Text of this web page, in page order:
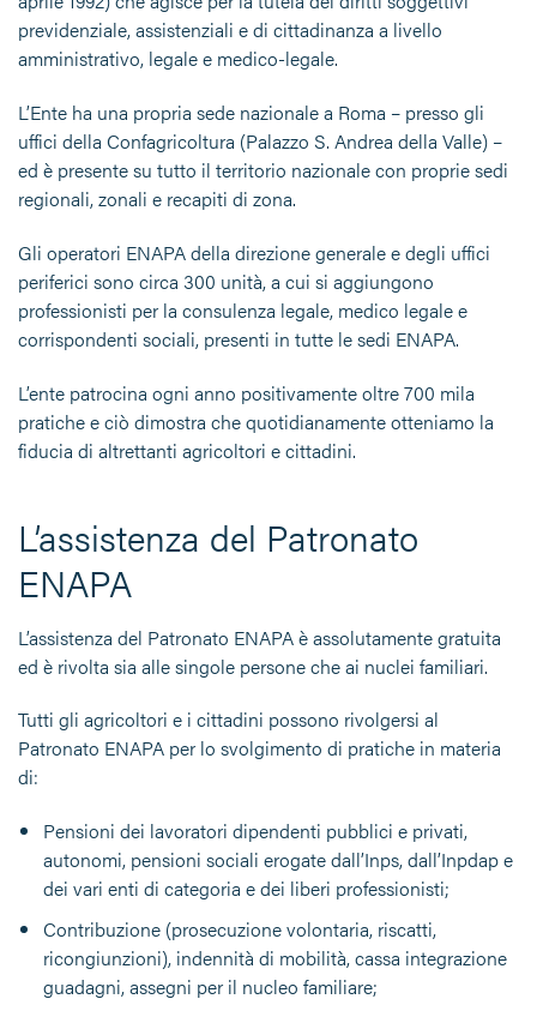
previdenziale, assistenziali e di cittadinanza a livello
amministrativo, legale e medico-legale.
L’Ente ha una propria sede nazionale a Roma – presso gli
uffici della Confagricoltura (Palazzo S. Andrea della Valle) –
ed è presente su tutto il territorio nazionale con proprie sedi
regionali, zonali e recapiti di zona.
Gli operatori ENAPA della direzione generale e degli uffici
periferici sono circa 300 unità, a cui si aggiungono
professionisti per la consulenza legale, medico legale e
corrispondenti sociali, presenti in tutte le sedi ENAPA.
L’ente patrocina ogni anno positivamente oltre 700 mila
pratiche e ciò dimostra che quotidianamente otteniamo la
fiducia di altrettanti agricoltori e cittadini.
L’assistenza del Patronato
ENAPA
L’assistenza del Patronato ENAPA è assolutamente gratuita
ed è rivolta sia alle singole persone che ai nuclei familiari.
Tutti gli agricoltori e i cittadini possono rivolgersi al
Patronato ENAPA per lo svolgimento di pratiche in materia
di:
Pensioni dei lavoratori dipendenti pubblici e privati,
autonomi, pensioni sociali erogate dall’Inps, dall’Inpdap e
dei vari enti di categoria e dei liberi professionisti;
Contribuzione (prosecuzione volontaria, riscatti,
ricongiunzioni), indennità di mobilità, cassa integrazione
guadagni, assegni per il nucleo familiare;